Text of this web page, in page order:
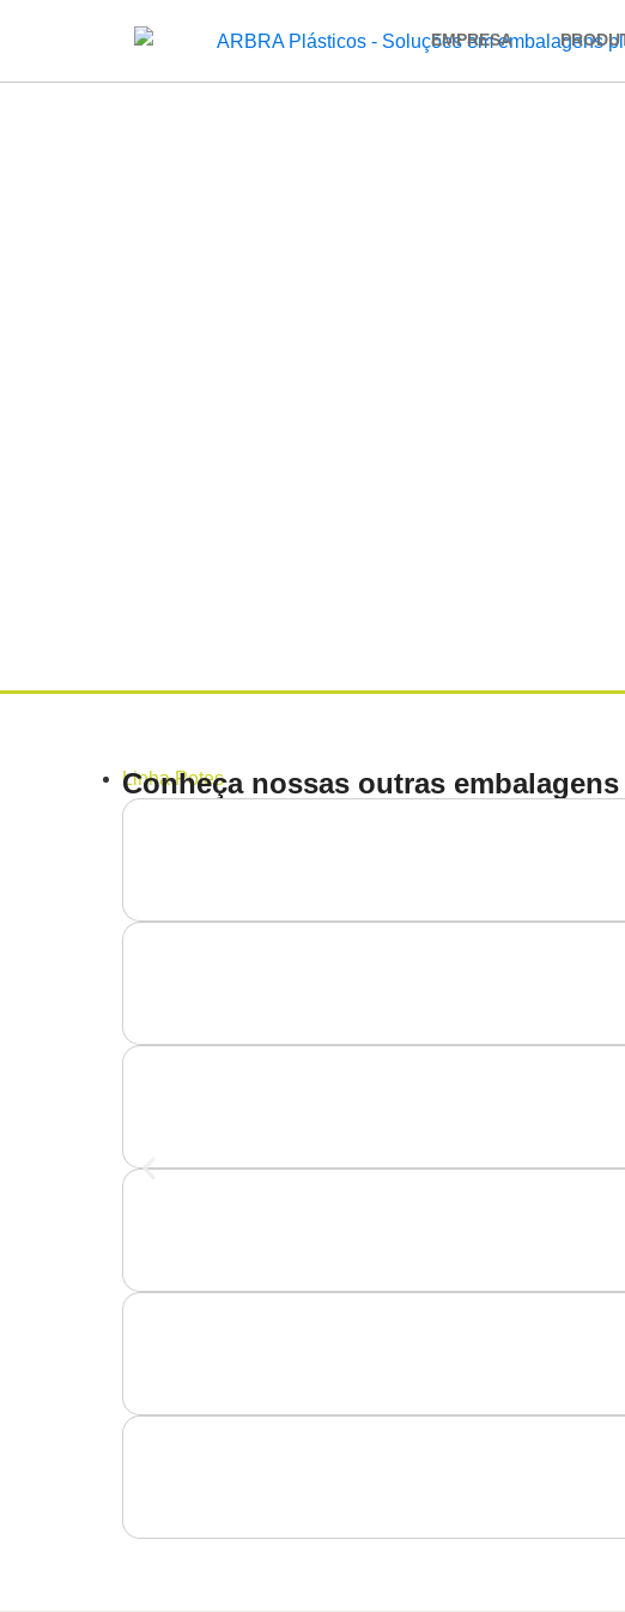
EMPRESA
LinhaPotes
Conheça nossas outras